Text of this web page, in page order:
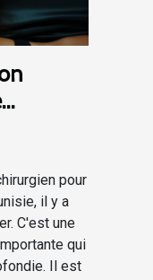
pour
il y a
C'est une
qui
Il est